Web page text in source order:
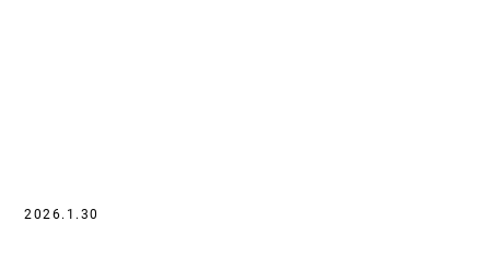
2026.1.30